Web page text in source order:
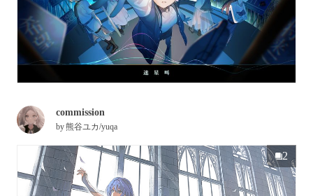
commission
by熊谷ユカ/yuqa
2